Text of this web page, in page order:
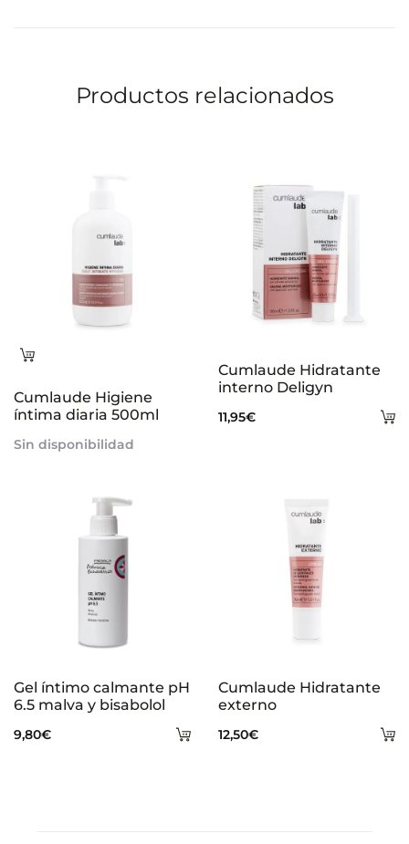
Productos relacionados
Leer
Cumlaude Higiene
íntima diaria 500ml
Sin disponibilidad
Cumlaude Hidratante
interno Deligyn
11,95€
Añadir
Gel íntimo calmante pH
6.5 malva y bisabolol
9,80€
Cumlaude Hidratante
externo
12,50€